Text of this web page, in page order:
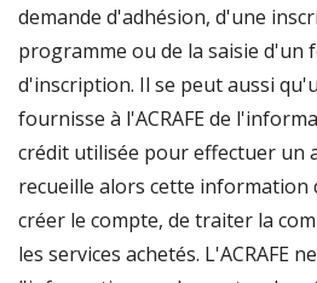
demande d'adhésion, d'une
programme ou de la saisie d'un
d'inscription. Il se peut aussi
fournisse à l'ACRAFE de
crédit utilisée pour effectuer un
recueille alors cette information
créer le compte, de traiter la
les services achetés. L'ACRAFE